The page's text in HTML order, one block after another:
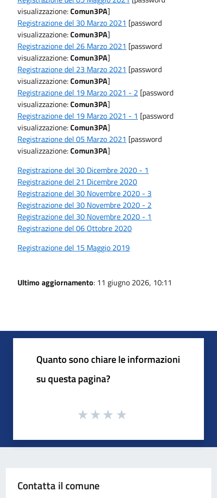
visualizzazione:Comun3PA]
Registrazione del 30 Marzo 2021 [password
visualizzazione:Comun3PA]
Registrazione del 26 Marzo 2021 [password
visualizzazione:Comun3PA]
Registrazione del 23 Marzo 2021 [password
visualizzazione:Comun3PA]
Registrazione del 19 Marzo 2021 - 2 [password
visualizzazione:Comun3PA]
Registrazione del 19 Marzo 2021 - 1 [password
visualizzazione:Comun3PA]
Registrazione del 05 Marzo 2021 [password
visualizzazione:Comun3PA]
Registrazione del 30 Dicembre 2020 - 1
Registrazione del 21 Dicembre 2020
Registrazione del 30 Novembre 2020 - 3
Registrazione del 30 Novembre 2020 - 2
Registrazione del 30 Novembre 2020 - 1
Registrazione del 06 Ottobre 2020
Registrazione del 15 Maggio 2019
Ultimo aggiornamento: 11 giugno 2026, 10:11
Quanto sono chiare le informazioni
su questa pagina?
Contatta il comune